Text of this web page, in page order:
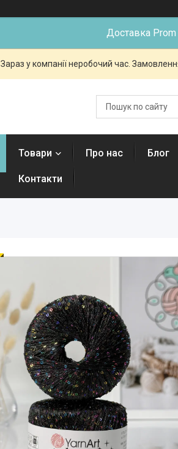
Доставка Prom
Зараз у компанії неробочий час.
Товари Про нас Блог
Контакти